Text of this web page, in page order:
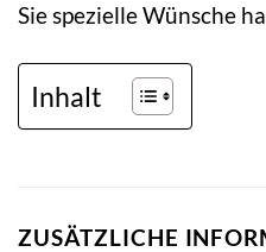
Sie spezielle Wünsche
Inhalt
ZUSÄTZLICHE